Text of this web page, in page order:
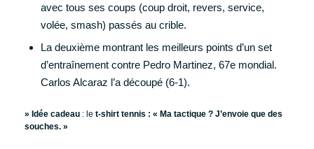
avec tous ses coups (coup droit, revers, service,
volée, smash) passés au crible.
La deuxième montrant les meilleurs points d’un set
d’entraînement contre Pedro Martinez, 67e mondial.
Carlos Alcaraz l’a découpé (6-1).
» Idée cadeau : le t-shirt tennis : « Ma tactique ? J’envoie que des
souches. »